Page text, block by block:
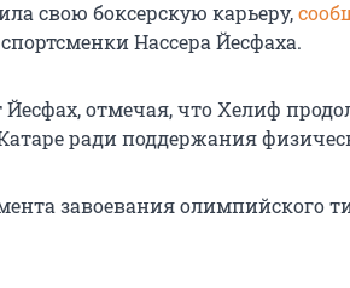
свою боксерскую карьеру,
Нассера Йесфаха.
Йесфах, отмечая, что Хелиф
ради поддержания
завоевания олимпийского